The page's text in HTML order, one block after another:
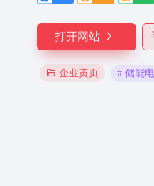
打开网站
企业黄页 # 储能